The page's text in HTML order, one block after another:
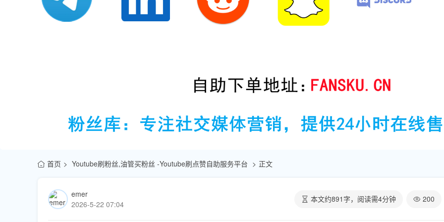
首页 Youtube刷粉丝,油管买粉丝 -Youtube刷点赞自助服务平台 正文
emer
2026-5-22 07:04
本文约891 字，阅读需4分钟 200